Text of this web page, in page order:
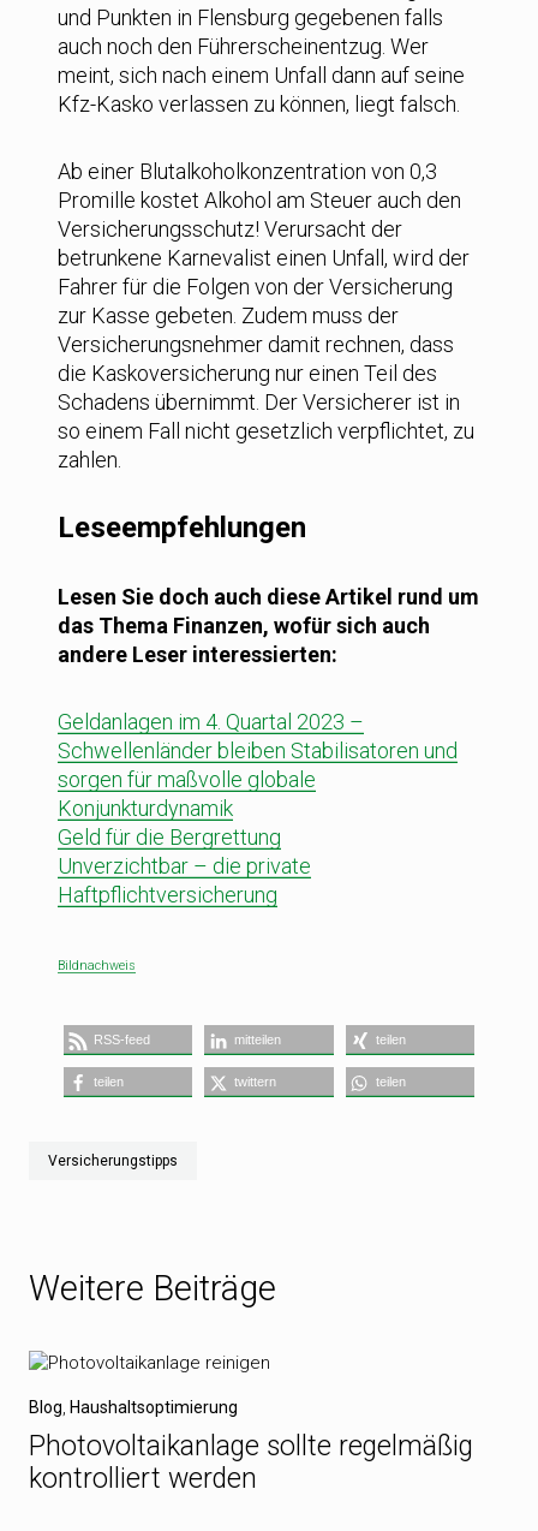
und Punkten in Flensburg gegebenen falls
auch noch den Führerscheinentzug. Wer
meint, sich nach einem Unfall dann auf seine
Kfz-Kasko verlassen zu können, liegt falsch.
Ab einer Blutalkoholkonzentration von 0,3
Promille kostet Alkohol am Steuer auch den
Versicherungsschutz! Verursacht der
betrunkene Karnevalist einen Unfall, wird der
Fahrer für die Folgen von der Versicherung
zur Kasse gebeten. Zudem muss der
Versicherungsnehmer damit rechnen, dass
die Kaskoversicherung nur einen Teil des
Schadens übernimmt. Der Versicherer ist in
so einem Fall nicht gesetzlich verpflichtet, zu
zahlen.
Leseempfehlungen
Lesen Sie doch auch diese Artikel rund um
das Thema Finanzen, wofür sich auch
andere Leser interessierten:
Geldanlagen im 4. Quartal 2023 –
Schwellenländer bleiben Stabilisatoren und
sorgen für maßvolle globale
Konjunkturdynamik
Geld für die Bergrettung
Unverzichtbar – die private
Haftpflichtversicherung
Bildnachweis
RSS-feed mitteilen teilen
teilen twittern teilen
Versicherungstipps
Weitere Beiträge
Blog Haushaltsoptimierung
Photovoltaikanlage sollte regelmäßig
kontrolliert werden